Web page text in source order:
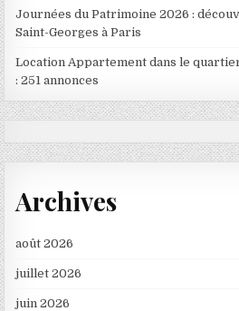
Journées du Patrimoine 2026 :
Saint-Georges à Paris
Location Appartement dans le
: 251 annonces
Archives
août 2026
juillet 2026
juin 2026